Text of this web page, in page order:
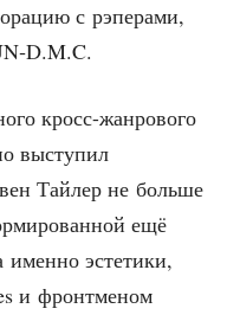
с рэпе­ра­ми,
кросс-жан­ро­во­го
высту­пил
Тай­лер не боль­ше
ещё
эсте­ти­ки,
и фронт­ме­ном